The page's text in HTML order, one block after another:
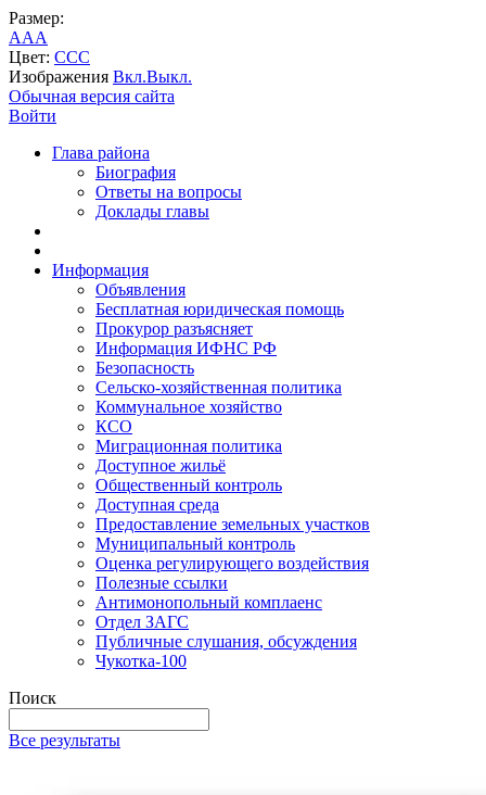
Размер:
AAA
Цвет: CCC
Изображения Вкл.Выкл.
Обычная версия сайта
Войти
Глава района
Биография
Ответы на вопросы
Доклады главы
Информация
Объявления
Бесплатная юридическая помощь
Прокурор разъясняет
Информация ИФНС РФ
Безопасность
Сельско-хозяйственная политика
Коммунальное хозяйство
КСО
Миграционная политика
Доступное жильё
Общественный контроль
Доступная среда
Предоставление земельных участков
Муниципальный контроль
Оценка регулирующего воздействия
Полезные ссылки
Антимонопольный комплаенс
Отдел ЗАГС
Публичные слушания, обсуждения
Чукотка-100
Поиск
Все результаты